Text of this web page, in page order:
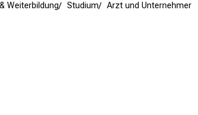
Weiterbildung Studium Arzt und Unternehmer